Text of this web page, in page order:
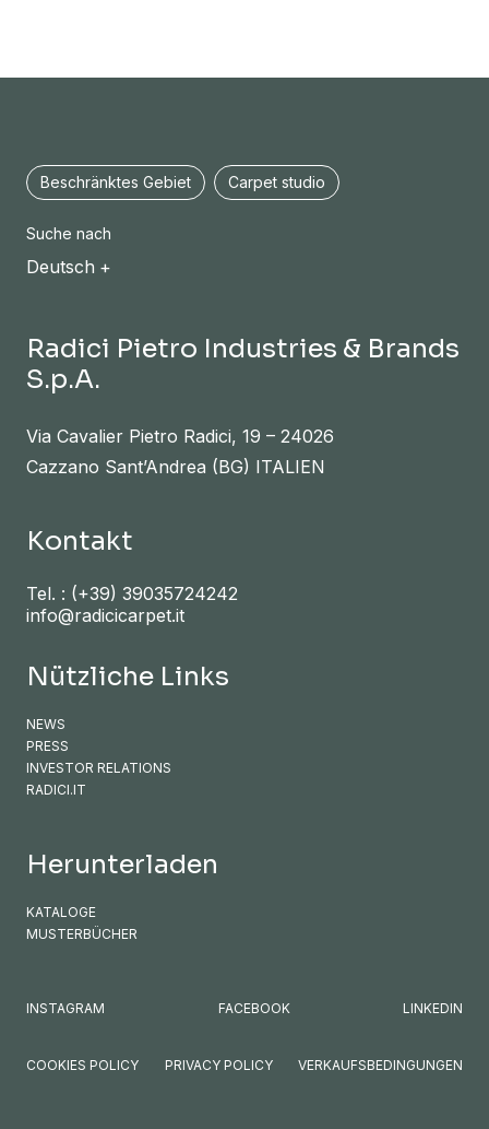
Beschränktes Gebiet Carpet studio
Suche nach
Deutsch
Radici Pietro Industries & Brands
S.p.A.
Via Cavalier Pietro Radici, 19 – 24026
Cazzano Sant’Andrea (BG) ITALIEN
Kontakt
Tel. : (+39) 39035724242
info@radicicarpet.it
Nützliche Links
NEWS
PRESS
INVESTOR RELATIONS
RADICI.IT
Herunterladen
KATALOGE
MUSTERBÜCHER
INSTAGRAM FACEBOOK LINKEDIN
COOKIES POLICY PRIVACY POLICY VERKAUFSBEDINGUNGEN